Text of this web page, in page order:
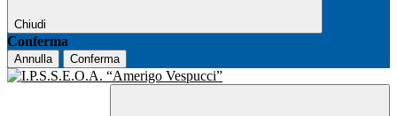
Chiudi
Conferma
Annulla Conferma